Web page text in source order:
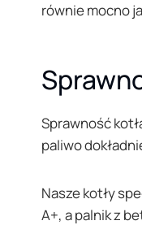
równie mocno
Sprawność
paliwo
Nasze kotły
A+, a palnik z